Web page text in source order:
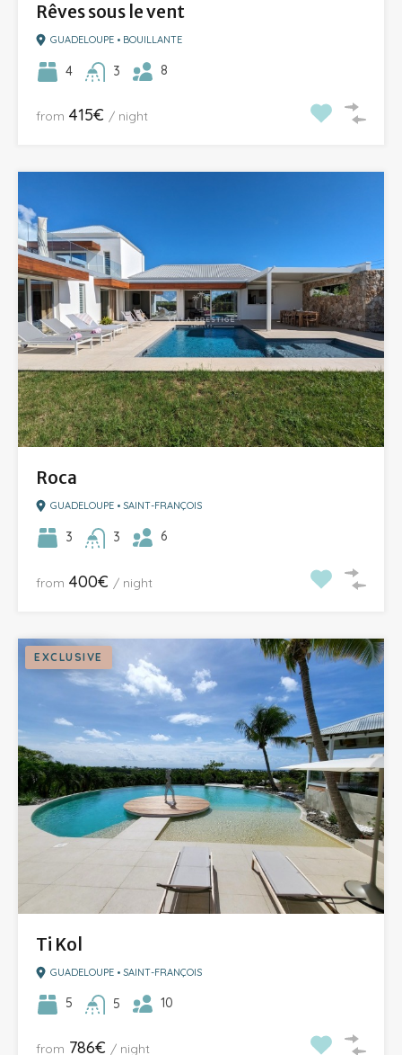
Rêves sous le vent
GUADELOUPE • BOUILLANTE
4 3 8
from 415€ / night
Roca
GUADELOUPE • SAINT-FRANÇOIS
3 3 6
from 400€ / night
EXCLUSIVE
Ti Kol
GUADELOUPE • SAINT-FRANÇOIS
5 5 10
from 786€ / night